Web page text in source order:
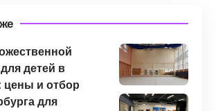
детей в
цены и отбор
для